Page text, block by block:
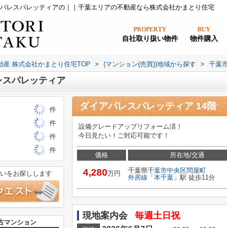
レスパレッティアの｜｜千葉エリアの不動産なら株式会社かまとり住宅
PROPERTY
自社取り扱い物件
BUY
物件購入
産 株式会社かまとり住宅TOP > (マンション(売買))地域から探す > 千葉
スパレッティア
ダイアパレスパレッティア 14階
設備グレードアップリフォーム済！
今日見たい！ご対応可能です！
価格
4,280万円
所在地/交通
千葉県千葉市中央区問屋町
外房線 「 本千葉 」駅 徒歩11分
現地案内会 毎週土日祝
件
件
件
件
をお探しします
マンション